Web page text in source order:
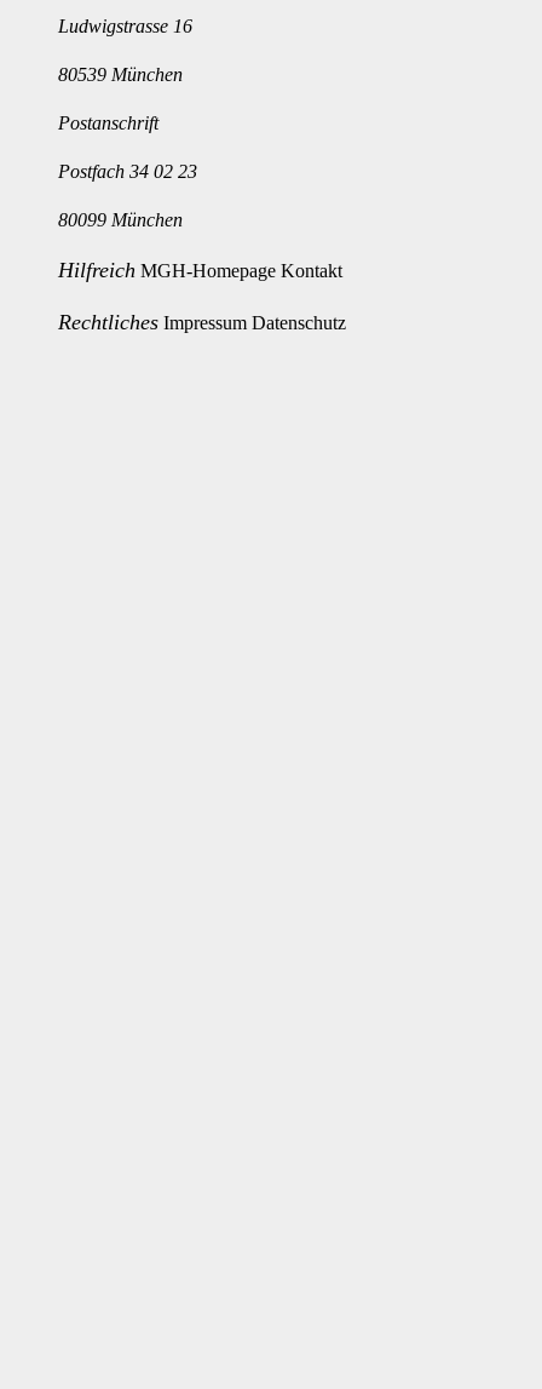
Ludwigstrasse 16
80539 München
Postanschrift
Postfach 34 02 23
80099 München
Hilfreich MGH-Homepage Kontakt
Rechtliches Impressum Datenschutz